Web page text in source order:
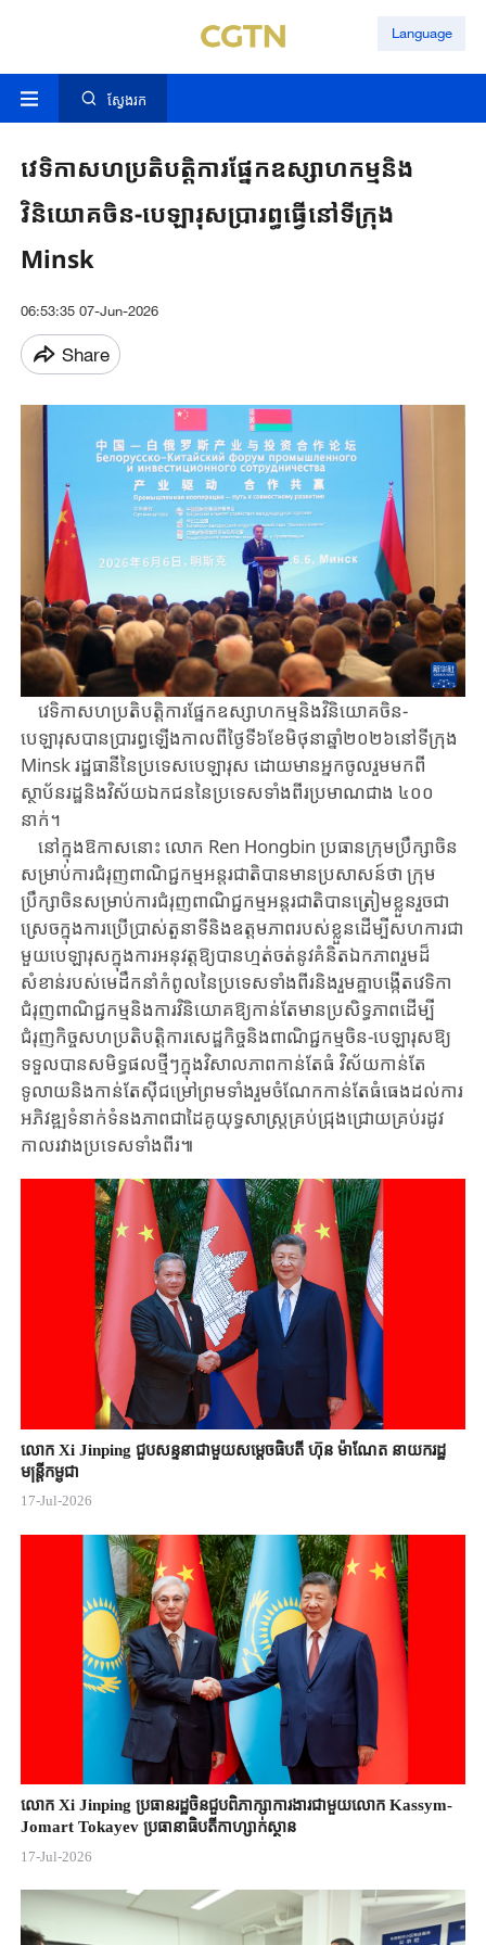
Language
ស្វែងរក
វេទិកាសហប្រតិបត្តិការផ្នែកឧស្សាហកម្មនិង
វិនិយោគចិន-បេឡារុសប្រារព្ធធ្វើនៅទីក្រុង
Minsk
06:53:35 07-Jun-2026
Share
វេទិកាសហប្រតិបត្តិការ​ផ្នែក​ឧស្សាហកម្ម​និង​វិនិយោគចិន-​
បេឡារុស​បាន​ប្រារព្ធ​ឡើង​កាល​ពី​ថ្ងៃទី៦ខែមិថុនាឆ្នាំ២០២៦​នៅទីក្រុង ​
Minsk ​រដ្ឋធានីនៃប្រទេសបេឡារុស ​ដោយ​មាន​អ្នក​ចូល​រួមមកពី
ស្ថាប័នរដ្ឋនិងវិស័យឯកជននៃប្រទេសទាំងពីរប្រមាណជាង ​៤០០ ​
នាក់។
នៅក្នុងឱកាសនោះ លោក ​Ren ​Hongbin ​ប្រធានក្រុមប្រឹក្សាចិន​
សម្រាប់​ការជំរុញ​ពាណិ​ជ្ជ​កម្ម​អន្តរជាតិ​បាន​មានប្រសាសន៍​ថា ​ក្រុម
ប្រឹក្សាចិន​សម្រាប់​ការជំរុញ​ពាណិ​ជ្ជ​កម្ម​អន្តរ​ជាតិ​បានត្រៀមខ្លួនរួចជា
ស្រេចក្នុងការប្រើ​ប្រាស់តួនាទីនិងឧត្តមភាពរបស់ខ្លួន​ដើម្បី​សហ​ការ​ជា
មួយបេឡារុស​ក្នុងការអនុវត្តឱ្យបានហ្មត់ចត់នូវ​គំនិត​ឯកភាព​រួម​ដ៏​
សំខាន់​របស់​មេ​ដឹក​នាំ​កំពូលនៃប្រទេសទាំងពីរ​និង​រួមគ្នាបង្កើតវេទិកា
ជំរុញពាណិជ្ជកម្ម​និងការវិនិយោគ​ឱ្យ​កាន់​តែមានប្រសិទ្ធភាព​ដើម្បី
ជំរុញ​កិច្ចសហប្រតិបត្តិការសេដ្ឋកិច្ចនិង​ពាណិជ្ជកម្ម​ចិន-បេ​ឡា​រុសឱ្យ
ទទួលបានសមិទ្ធផលថ្មីៗក្នុងវិសាលភាពកាន់តែធំ ​វិស័យកាន់តែ
ទូលាយនិង​កាន់​តែស៊ីជម្រៅ​ព្រមទាំង​រួមចំណែកកាន់តែធំធេង​ដល់​ការ
អភិវឌ្ឍទំនាក់ទំនង​ភាពជាដៃ​គូ​យុទ្ធ​សាស្ត្រគ្រប់ជ្រុងជ្រោយគ្រប់រដូវ
កាល​រវាងប្រទេសទាំងពីរ៕
លោក Xi Jinping ជួបសន្ទនាជាមួយសម្តេចធិបតី ហ៊ុន ម៉ាណែត នាយករដ្ឋ
មន្ត្រីកម្ពុជា
17-Jul-2026
លោក Xi Jinping ប្រធានរដ្ឋចិន​ជួបពិភាក្សា​ការងារជាមួយ​លោក Kassym-
Jomart ​Tokayev ​ប្រធានាធិបតី​កាហ្សាក់ស្ថាន​
17-Jul-2026